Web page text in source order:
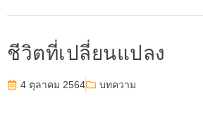
ชีวิตที่เปลี่ยนแปลง
4 ตุลาคม 2564 บทความ